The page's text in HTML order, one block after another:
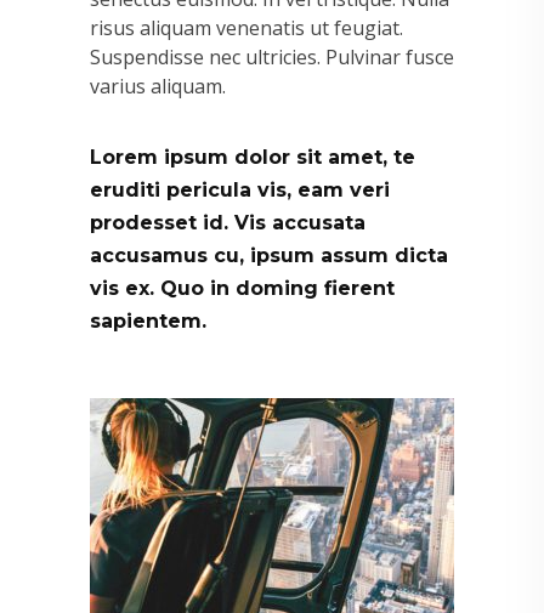
risus aliquam venenatis ut feugiat.
Suspendisse nec ultricies. Pulvinar fusce
varius aliquam.
Lorem ipsum dolor sit amet, te
eruditi pericula vis, eam veri
prodesset id. Vis accusata
accusamus cu, ipsum assum dicta
vis ex. Quo in doming fierent
sapientem.